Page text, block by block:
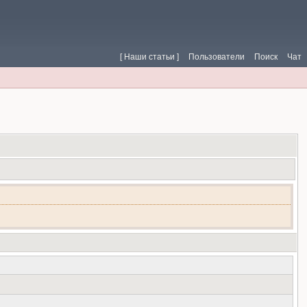
Чат
Поиск
Пользователи
[ Наши статьи ]